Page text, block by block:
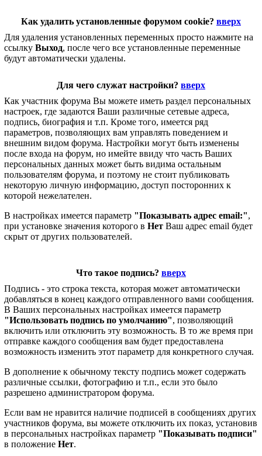
Как удалить установленные форумом cookie? вверх
Для удаления установленных переменных просто нажмите на
ссылку Выход, после чего все установленные переменные
будут автоматически удалены.
Для чего служат настройки? вверх
Как участник форума Вы можете иметь раздел персональных
настроек, где задаются Ваши различные сетевые адреса,
подпись, биография и т.п. Кроме того, имеется ряд
параметров, позволяющих вам управлять поведением и
внешним видом форума. Настройки могут быть изменены
после входа на форум, но имейте ввиду что часть Ваших
персональных данных может быть видима остальным
пользователям форума, и поэтому не стоит публиковать
некоторую личную информацию, доступ посторонних к
которой нежелателен.
В настройках имеется параметр "Показывать адрес email:",
при установке значения которого в Нет Ваш адрес email будет
скрыт от других пользователей.
Что такое подпись? вверх
Подпись - это строка текста, которая может автоматически
добавляться в конец каждого отправленного вами сообщения.
В Ваших персональных настройках имеется параметр
"Использовать подпись по умолчанию", позволяющий
включить или отключить эту возможность. В то же время при
отправке каждого сообщения вам будет предоставлена
возможность изменить этот параметр для конкретного случая.
В дополнение к обычному тексту подпись может содержать
различные ссылки, фотографию и т.п., если это было
разрешено администратором форума.
Если вам не нравится наличие подписей в сообщениях других
участников форума, вы можете отключить их показ, установив
в персональных настройках параметр "Показывать подписи"
в положение Нет.